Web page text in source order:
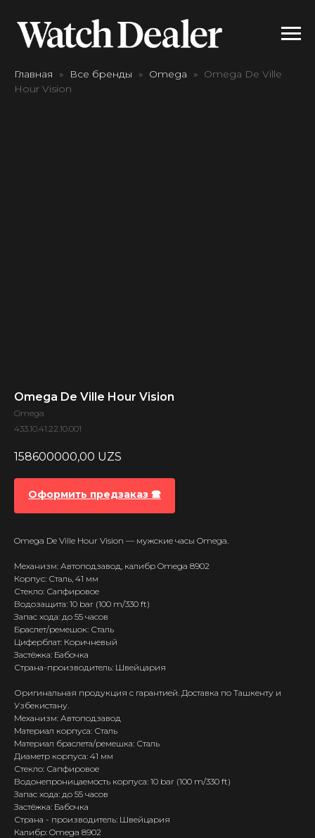
Главная Все бренды Omega
Omega De Ville
Hour Vision
Omega De Ville Hour Vision
Omega
433.10.41.22.10.001
158600000,00 UZS
Оформить предзаказ 🕿
Omega De Ville Hour Vision — мужские часы Omega.
Механизм: Автоподзавод, калибр Omega 8902
Корпус: Сталь, 41 мм
Стекло: Сапфировое
Водозащита: 10 bar (100 m/330 ft)
Запас хода: до 55 часов
Браслет/ремешок: Сталь
Циферблат: Коричневый
Застёжка: Бабочка
Страна-производитель: Швейцария
Оригинальная продукция с гарантией. Доставка по Ташкенту и
Узбекистану.
Механизм: Автоподзавод
Материал корпуса: Сталь
Материал браслета/ремешка: Сталь
Диаметр корпуса: 41 мм
Стекло: Сапфировое
Водонепроницаемость корпуса: 10 bar (100 m/330 ft)
Запас хода: до 55 часов
Застёжка: Бабочка
Страна - производитель: Швейцария
Калибр: Omega 8902